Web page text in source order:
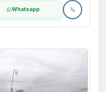
Whatsapp